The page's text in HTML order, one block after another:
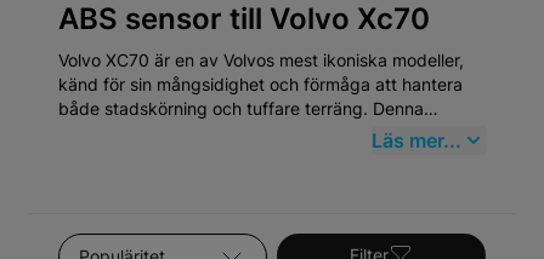
ABS sensor till Volvo Xc70
Volvo XC70 är en av Volvos mest ikoniska modeller,
känd för sin mångsidighet och förmåga att hantera
både stadskörning och tuffare terräng. Denna
premiumkombi erbjuder en perfekt mix av komfort,
pålitlig, representerar XC70 det svenska företagets
engagemang för kvalitet och innovation.
Läs mer...
Sortera efter Filter